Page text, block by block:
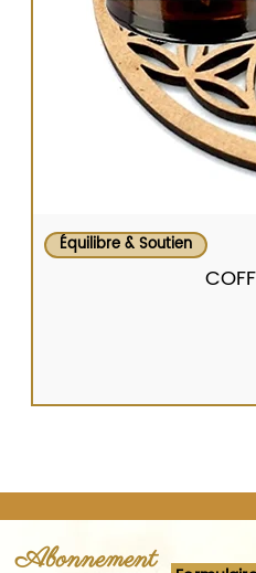
Équilibre & Soutien
Abonnement